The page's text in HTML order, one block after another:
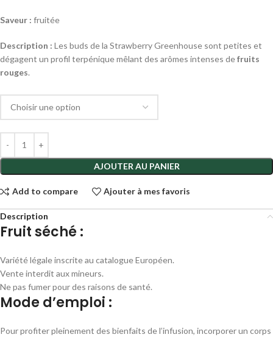
Saveur : fruitée
Description : Les buds de la Strawberry Greenhouse sont petites et
dégagent un profil terpénique mêlant des arômes intenses defruits
rouges.
AJOUTER AU PANIER
Add to compare Ajouter à mes favoris
Description
Fruit séché :
Variété légale inscrite au catalogue Européen.
Vente interdit aux mineurs.
Ne pas fumer pour des raisons de santé.
Mode d’emploi :
Pour profiter pleinement des bienfaits de l’infusion, incorporer un corps